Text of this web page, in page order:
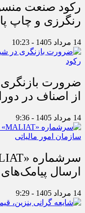
رکود صنعت
رنگرزی و چاپ
14 مرداد 1405 - 10:23
ضرورت بازنگری
از اصناف در
14 مرداد 1405 - 9:36
ارسال
14 مرداد 1405 - 9:29